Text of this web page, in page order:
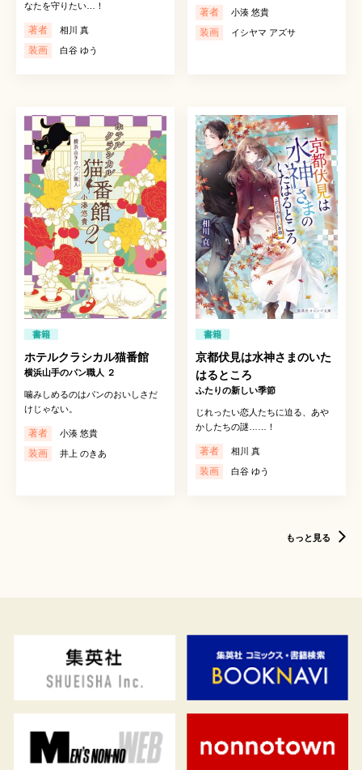
なたを守りたい…！
著者 相川 真
装画 白谷 ゆう
著者 小湊 悠貴
装画 イシヤマ アズサ
書籍
ホテルクラシカル猫番館
横浜山手のパン職人 ２
噛みしめるのはパンのおいしさだ
けじゃない。
著者 小湊 悠貴
装画 井上 のきあ
書籍
京都伏見は水神さまのいた
はるところ
ふたりの新しい季節
じれったい恋人たちに迫る、あや
かしたちの謎……！
著者 相川 真
装画 白谷 ゆう
もっと見る